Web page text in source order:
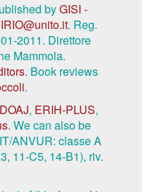
byGISI -
. Reg.
2011. Direttore
Mammola.
. Book reviews
.
DOAJ, ERIH-PLUS,
. We can also be
ANVUR: classe A
11-C5, 14-B1), riv.